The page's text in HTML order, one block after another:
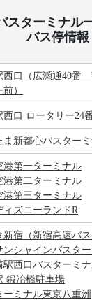
スターミナル
バス停情報
西口（広瀬通40番
）
西口 ロータリー24
ま新都心バスター
港第一ターミナル
港第二ターミナル
港第三ターミナル
ィズニーランドR
新宿（新宿高速バス
ンシャインバスタ
駅西口バスターミ
鍛冶橋駐車場
ーミナル東京八重洲